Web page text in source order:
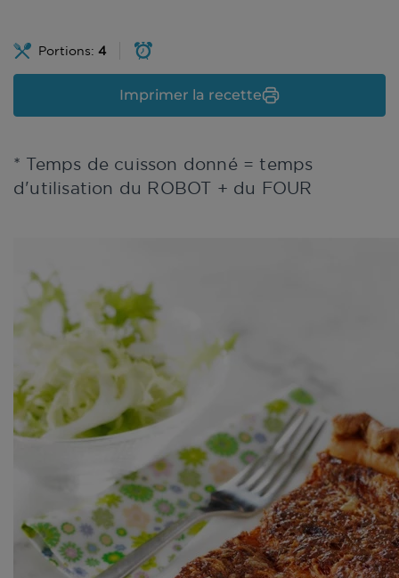
Portions: 4
Imprimer la recette
* Temps de cuisson donné = temps
d'utilisation du ROBOT + du FOUR